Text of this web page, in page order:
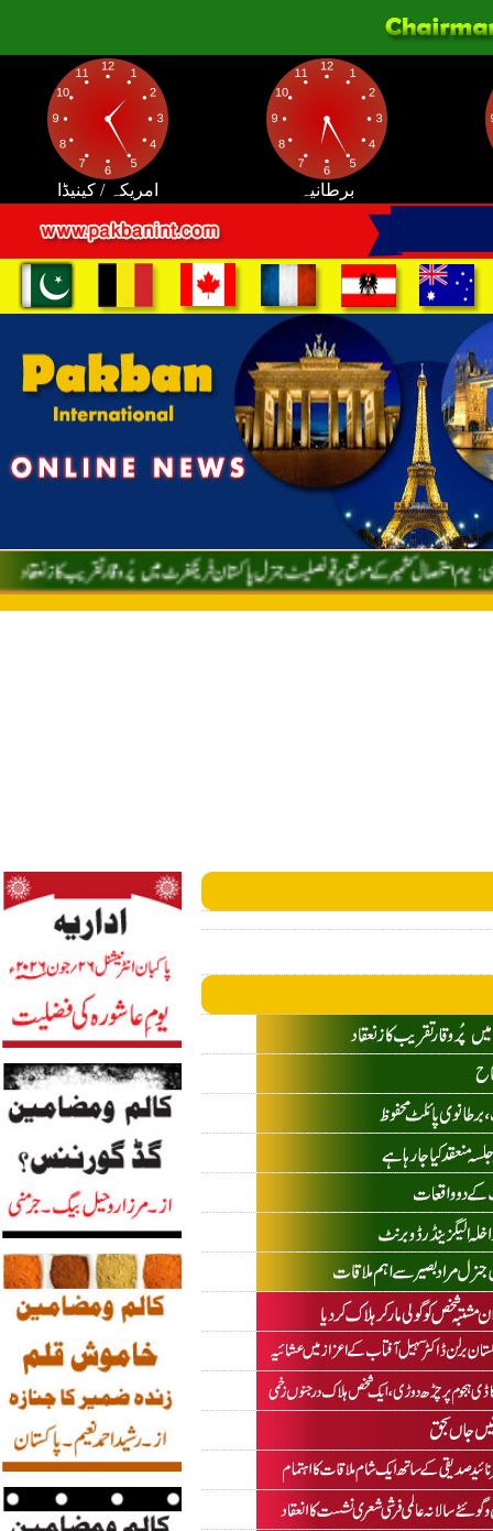
امریکہ / کینیڈا برطانیہ